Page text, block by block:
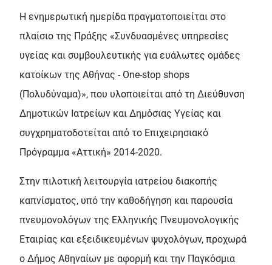
Η ενημερωτική ημερίδα πραγματοποιείται στο
πλαίσιο της Πράξης «Συνδυασμένες υπηρεσίες
υγείας και συμβουλευτικής για ευάλωτες ομάδες
κατοίκων της Αθήνας - Οne-stop shops
(Πολυδύναμα)», που υλοποιείται από τη Διεύθυνση
Δημοτικών Ιατρείων και Δημόσιας Υγείας και
συγχρηματοδοτείται από το Επιχειρησιακό
Πρόγραμμα «Αττική» 2014-2020.
Στην πιλοτική λειτουργία ιατρείου διακοπής
καπνίσματος, υπό την καθοδήγηση και παρουσία
πνευμονολόγων της Ελληνικής Πνευμονολογικής
Εταιρίας και εξειδικευμένων ψυχολόγων, προχωρά
ο Δήμος Αθηναίων με αφορμή και την Παγκόσμια